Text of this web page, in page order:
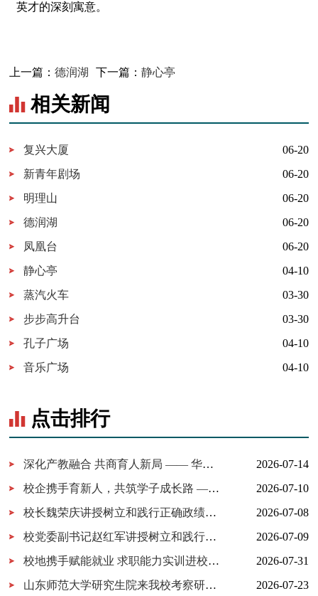
英才的深刻寓意。
上一篇：德润湖 下一篇：静心亭
相关新闻
复兴大厦
06-20
新青年剧场
06-20
明理山
06-20
德润湖
06-20
凤凰台
06-20
静心亭
04-10
蒸汽火车
03-30
步步高升台
03-30
孔子广场
04-10
音乐广场
04-10
点击排行
深化产教融合 共商育人新局 —— 华为技术有限公司一行来我校考察...
2026-07-14
校企携手育新人，共筑学子成长路 ——百胜中国山东分公司来校交...
2026-07-10
校长魏荣庆讲授树立和践行正确政绩观学习教育专题党课
2026-07-08
校党委副书记赵红军讲授树立和践行正确政绩观学习教育专题党课
2026-07-09
校地携手赋能就业 求职能力实训进校园暨校地服务签约仪式在我校...
2026-07-31
山东师范大学研究生院来我校考察研究生实习实践基地建设
2026-07-23